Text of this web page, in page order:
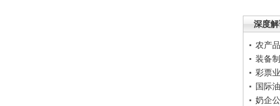
深度
农产
装备
彩票
国际
奶企